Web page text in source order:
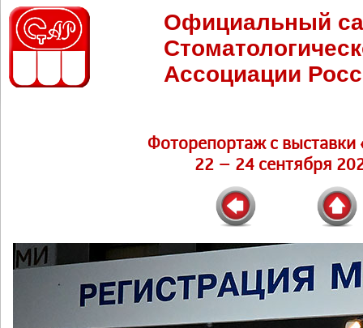
Официальный
Ассоциации
Фоторепортаж c выставки
22 – 24 сентября